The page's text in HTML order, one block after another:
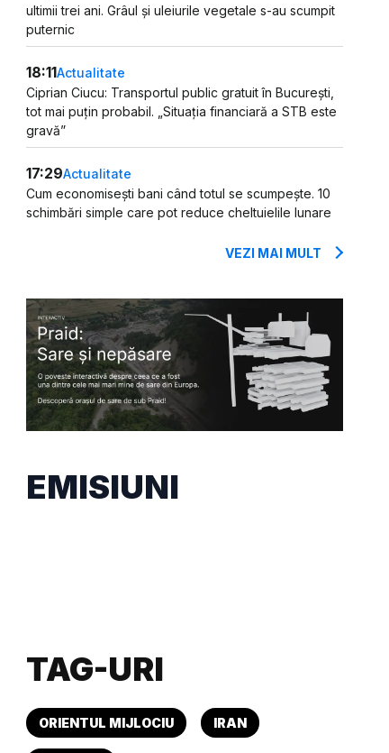
ultimii trei ani. Grâul și uleiurile vegetale s-au scumpit
puternic
18:11Actualitate
Ciprian Ciucu: Transportul public gratuit în București,
tot mai puțin probabil. „Situația financiară a STB este
gravă”
17:29Actualitate
Cum economisești bani când totul se scumpește. 10
schimbări simple care pot reduce cheltuielile lunare
VEZI MAI MULT
EMISIUNI
TAG-URI
ORIENTUL MIJLOCIU IRAN